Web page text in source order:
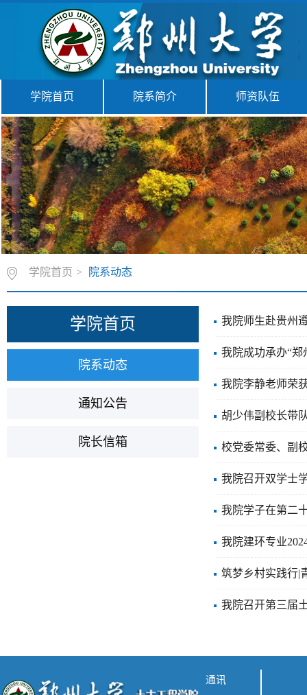
学院首页 院系简介 师资队伍
学院首页 > 院系动态
学院首页
院系动态
通知公告
院长信箱
我院师生赴贵州
我院成功承办“
我院李静老师荣
胡少伟副校长带
校党委常委、副
我院召开双学士
我院学子在第二
我院建环专业
筑梦乡村实践行|
我院召开第三届
通讯